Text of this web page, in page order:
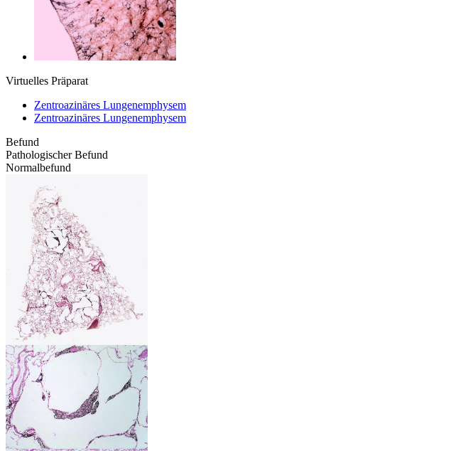
Virtuelles Präparat
Zentroazinäres Lungenemphysem
Zentroazinäres Lungenemphysem
Befund
Pathologischer Befund
Normalbefund